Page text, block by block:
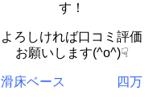
す！
よろしければ口コミ評価
お願いします(^o^)☟
滑床ベース
四万